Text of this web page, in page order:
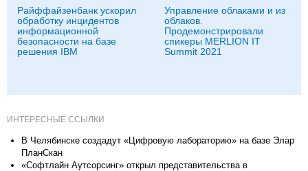
Райффайзенбанк ускорил
обработку инцидентов
информационной
безопасности на базе
решения IBM
Управление облаками и из
облаков.
Продемонстрировали
спикеры MERLION IT
Summit 2021
ИНТЕРЕСНЫЕ ССЫЛКИ
В Челябинске создадут «Цифровую лабораторию» на базе Элар
ПланСкан
«Софтлайн Аутсорсинг» открыл представительства в